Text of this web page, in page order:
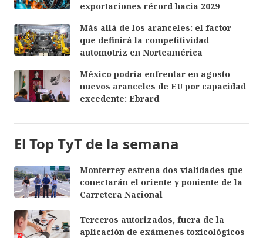
exportaciones récord hacia 2029
Más allá de los aranceles: el factor
que definirá la competitividad
automotriz en Norteamérica
México podría enfrentar en agosto
nuevos aranceles de EU por capacidad
excedente: Ebrard
El Top TyT de la semana
Monterrey estrena dos vialidades que
conectarán el oriente y poniente de la
Carretera Nacional
Terceros autorizados, fuera de la
aplicación de exámenes toxicológicos